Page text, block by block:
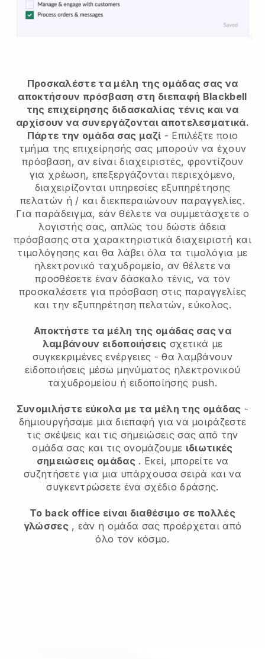
Προσκαλέστε τα μέλη της ομάδας σας να
αποκτήσουν πρόσβαση στη διεπαφή Blackbell
της επιχείρησης διδασκαλίας τένις και να
αρχίσουν να συνεργάζονται αποτελεσματικά.
Πάρτε την ομάδα σας μαζί - Επιλέξτε ποιο
τμήμα της επιχείρησής σας μπορούν να έχουν
πρόσβαση, αν είναι διαχειριστές, φροντίζουν
για χρέωση, επεξεργάζονται περιεχόμενο,
διαχειρίζονται υπηρεσίες εξυπηρέτησης
πελατών ή / και διεκπεραιώνουν παραγγελίες.
Για παράδειγμα, εάν θέλετε να συμμετάσχετε ο
λογιστής σας, απλώς του δώστε άδεια
πρόσβασης στα χαρακτηριστικά διαχειριστή και
τιμολόγησης και θα λάβει όλα τα τιμολόγια με
ηλεκτρονικό ταχυδρομείο, αν θέλετε να
προσθέσετε έναν δάσκαλο τένις, να τον
προσκαλέσετε για πρόσβαση στις παραγγελίες
και την εξυπηρέτηση πελατών, εύκολος.
Αποκτήστε τα μέλη της ομάδας σας να
λαμβάνουν ειδοποιήσεις σχετικά με
συγκεκριμένες ενέργειες - θα λαμβάνουν
ειδοποιήσεις μέσω μηνύματος ηλεκτρονικού
ταχυδρομείου ή ειδοποίησης push.
Συνομιλήστε εύκολα με τα μέλη της ομάδας -
δημιουργήσαμε μια διεπαφή για να μοιράζεστε
τις σκέψεις και τις σημειώσεις σας από την
ομάδα σας και τις ονομάζουμε ιδιωτικές
σημειώσεις ομάδας . Εκεί, μπορείτε να
συζητήσετε για μια υπάρχουσα σειρά και να
συγκεντρώσετε ένα σχέδιο δράσης.
Το back office είναι διαθέσιμο σε πολλές
γλώσσες , εάν η ομάδα σας προέρχεται από
όλο τον κόσμο.